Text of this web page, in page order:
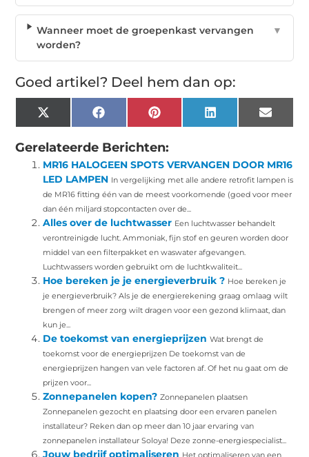
Wanneer moet de groepenkast vervangen
worden?
▼
Goed artikel? Deel hem dan op:
X
(Twitter)
Facebook Pinterest LinkedIn Email
Gerelateerde Berichten:
MR16 HALOGEEN SPOTS VERVANGEN DOOR MR16
LED LAMPEN In vergelijking met alle andere retrofit lampen is
de MR16 fitting één van de meest voorkomende (goed voor meer
dan één miljard stopcontacten over de...
Alles over de luchtwasser Een luchtwasser behandelt
verontreinigde lucht. Ammoniak, fijn stof en geuren worden door
middel van een filterpakket en waswater afgevangen.
Luchtwassers worden gebruikt om de luchtkwaliteit...
Hoe bereken je je energieverbruik ? Hoe bereken je
je energieverbruik? Als je de energierekening graag omlaag wilt
brengen of meer zorg wilt dragen voor een gezond klimaat, dan
kun je...
De toekomst van energieprijzen Wat brengt de
toekomst voor de energieprijzen De toekomst van de
energieprijzen hangen van vele factoren af. Of het nu gaat om de
prijzen voor...
Zonnepanelen kopen? Zonnepanelen plaatsen
Zonnepanelen gezocht en plaatsing door een ervaren panelen
installateur? Reken dan op meer dan 10 jaar ervaring van
zonnepanelen installateur Soloya! Deze zonne-energiespecialist...
Jouw bedrijf optimaliseren Het optimaliseren van een